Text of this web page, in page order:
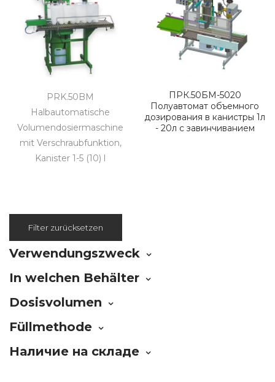
PRK.50BM
Halbautomatische
Volumendosiermaschine
mit Verschraubfunktion,
Kanister 1-5 (10) l
ПРК.50БМ-5020
Полуавтомат объемного
дозирования в канистры 1л
- 20л с завинчиванием
Filter zurücksetzen
Verwendungszweck
In welchen Behälter
Dosisvolumen
Füllmethode
Наличие на складе